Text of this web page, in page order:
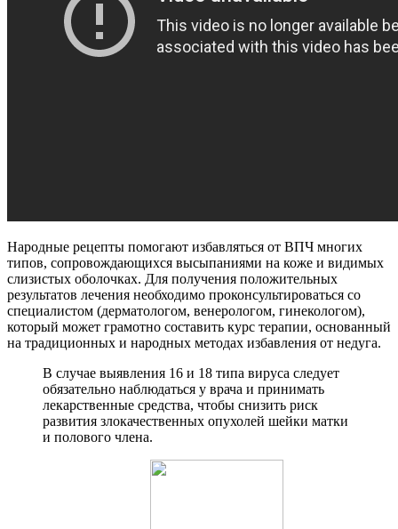
Народные рецепты помогают избавляться от ВПЧ многих
типов, сопровождающихся высыпаниями на коже и видимых
слизистых оболочках. Для получения положительных
результатов лечения необходимо проконсультироваться со
специалистом (дерматологом, венерологом, гинекологом),
который может грамотно составить курс терапии, основанный
на традиционных и народных методах избавления от недуга.
В случае выявления 16 и 18 типа вируса следует
обязательно наблюдаться у врача и принимать
лекарственные средства, чтобы снизить риск
развития злокачественных опухолей шейки матки
и полового члена.